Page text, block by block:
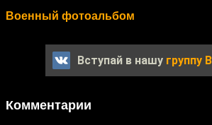
Военный фотоальбом
Вступай в нашу группу
Комментарии